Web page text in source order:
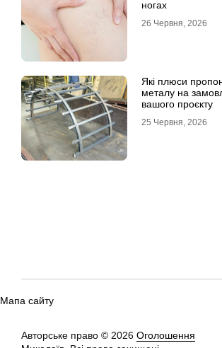
ногах
26 Червня, 2026
Які плюси
металу на
вашого проєкту
25 Червня, 2026
Мапа сайту
Авторське право © 2026 Оголошення